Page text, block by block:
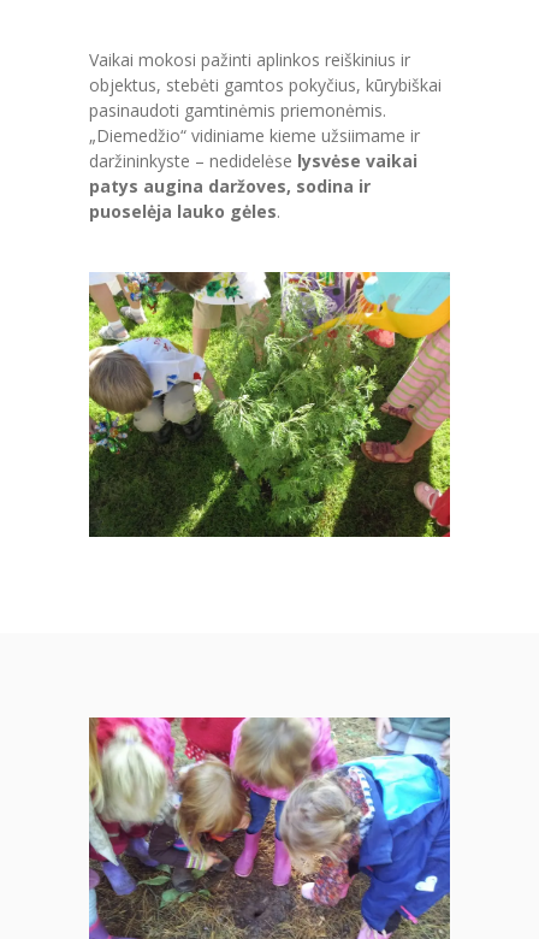
Vaikai mokosi pažinti aplinkos reiškinius ir
objektus, stebėti gamtos pokyčius, kūrybiškai
pasinaudoti gamtinėmis priemonėmis.
„Diemedžio“ vidiniame kieme užsiimame ir
daržininkyste – nedidelėse lysvėse vaikai
patys augina daržoves, sodina ir
puoselėja lauko gėles.